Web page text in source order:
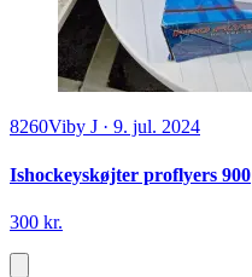
8260Viby J · 9. jul. 2024
Ishockeyskøjter proflyers 900
300 kr.